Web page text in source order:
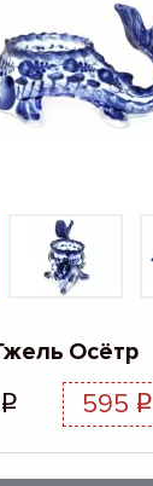
Осётр
q 595 q